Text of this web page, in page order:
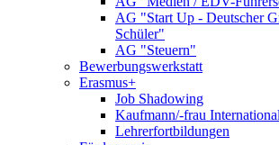
AG "Start Up - Deutscher
Schüler"
AG "Steuern"
Bewerbungswerkstatt
Erasmus+
Job Shadowing
Kaufmann/-frau International
Lehrerfortbildungen